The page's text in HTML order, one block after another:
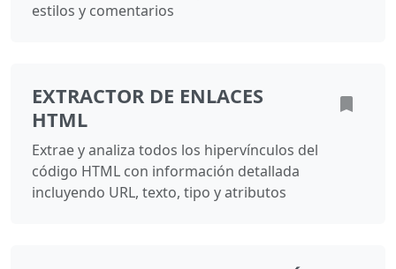
estilos y comentarios
EXTRACTOR DE ENLACES
HTML
Extrae y analiza todos los hipervínculos del
código HTML con información detallada
incluyendo URL, texto, tipo y atributos